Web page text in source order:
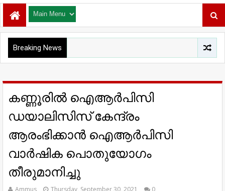
Breaking News
കണ്ണൂരിൽ ഐആർപിസി
ഡയാലിസിസ് കേന്ദ്രം
ആരംഭിക്കാൻ ഐആർപിസി
വാർഷിക പൊതുയോഗം
തീരുമാനിച്ചു
Ammus Thursday, September 30, 2021 0